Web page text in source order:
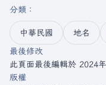
分類 ：​
中華民國 地名
最後修改
此頁面最後編輯於 2024
版權